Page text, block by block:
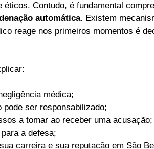
Contudo, é fundamental
automática. Existem
reage nos primeiros momentos é
médica;
ser responsabilizado;
a tomar ao receber uma acusação;
a defesa;
carreira e sua reputação em São